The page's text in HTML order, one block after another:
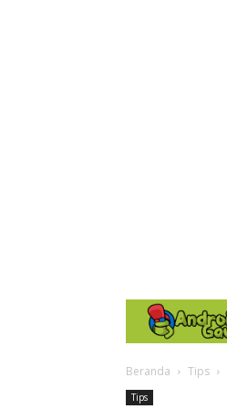
Beranda Tips
Tips